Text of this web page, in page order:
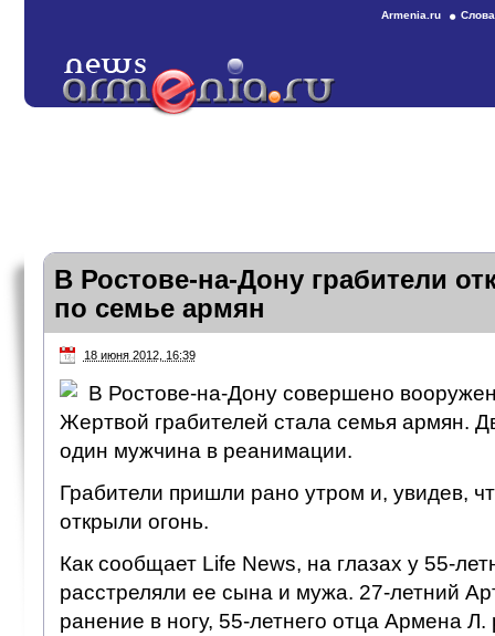
Armenia.ru
В Ростове-на-Дону грабители
по семье армян
18 июня 2012, 16:39
В Ростове-на-Дону совершено
Жертвой грабителей стала семья армян.
один мужчина в реанимации.
Грабители пришли рано утром и, увидев,
открыли огонь.
Как сообщает Life News, на глазах у 55-
расстреляли ее сына и мужа. 27-летний
ранение в ногу, 55-летнего отца Армена Л.